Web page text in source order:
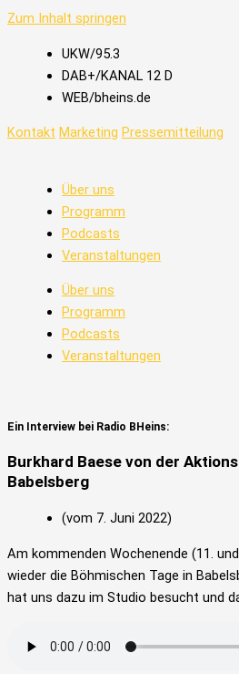
Zum Inhalt springen
UKW/95.3
DAB+/KANAL 12 D
WEB/bheins.de
Kontakt Marketing Pressemitteilung
Über uns
Programm
Podcasts
Veranstaltungen
Über uns
Programm
Podcasts
Veranstaltungen
Ein Interview bei Radio BHeins:
Burkhard Baese von der
Babelsberg
(vom 7. Juni 2022)
Am kommenden Wochenende (11.
wieder die Böhmischen Tage in
hat uns dazu im Studio besucht und